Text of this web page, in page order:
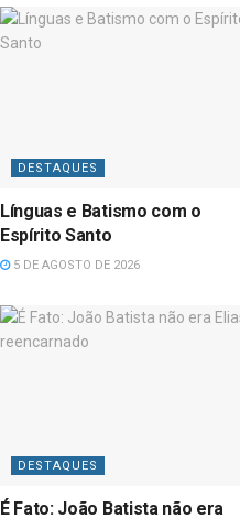
DESTAQUES
Línguas e Batismo com o
Espírito Santo
5 DE AGOSTO DE 2026
DESTAQUES
É Fato: João Batista não era